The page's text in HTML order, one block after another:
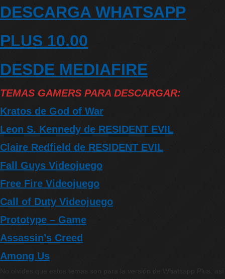
DESCARGA WHATSAPP
PLUS 10.00
DESDE MEDIAFIRE
TEMAS GAMERS PARA DESCARGAR:
Kratos de God of War
Leon S. Kennedy de RESIDENT EVIL
Claire Redfield de RESIDENT EVIL
Fall Guys Videojuego
Free Fire Videojuego
Call of Duty Videojuego
Prototype – Game
Assassin’s Creed
Among Us